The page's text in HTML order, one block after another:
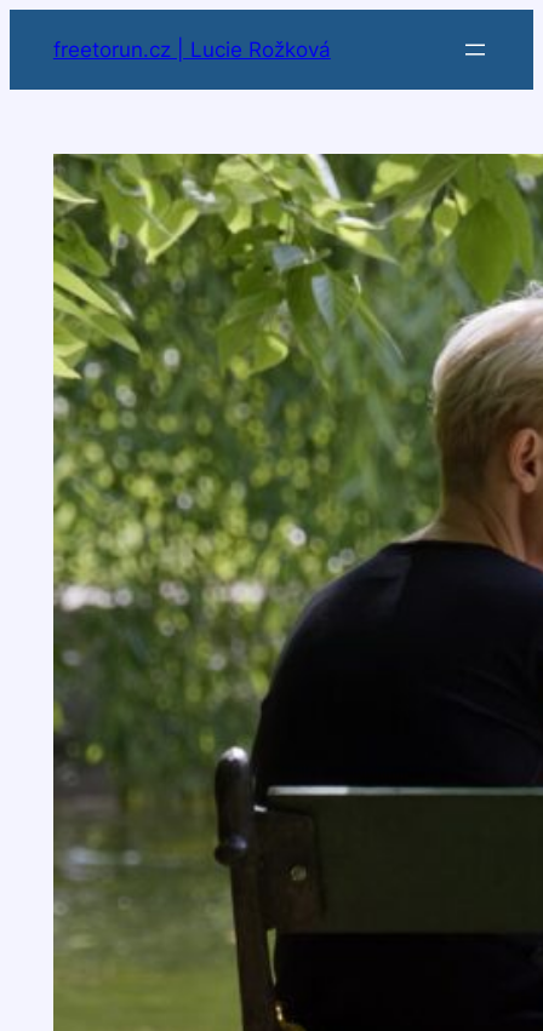
obsah
freetorun.cz | Lucie Rožková